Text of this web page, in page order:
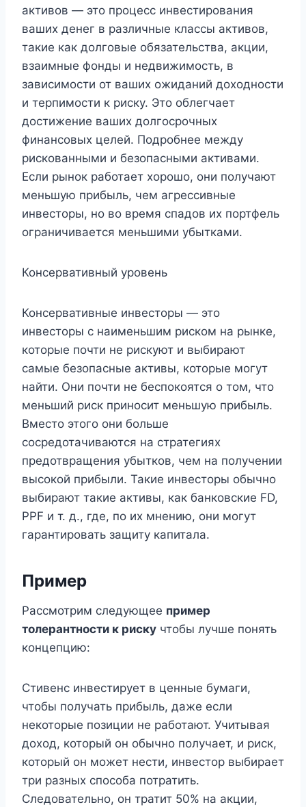
активов — это процесс инвестирования
ваших денег в различные классы активов,
такие как долговые обязательства, акции,
взаимные фонды и недвижимость, в
зависимости от ваших ожиданий доходности
и терпимости к риску. Это облегчает
достижение ваших долгосрочных
финансовых целей. Подробнее между
рискованными и безопасными активами.
Если рынок работает хорошо, они получают
меньшую прибыль, чем агрессивные
инвесторы, но во время спадов их портфель
ограничивается меньшими убытками.
Консервативный уровень
Консервативные инвесторы — это
инвесторы с наименьшим риском на рынке,
которые почти не рискуют и выбирают
самые безопасные активы, которые могут
найти. Они почти не беспокоятся о том, что
меньший риск приносит меньшую прибыль.
Вместо этого они больше
сосредотачиваются на стратегиях
предотвращения убытков, чем на получении
высокой прибыли. Такие инвесторы обычно
выбирают такие активы, как банковские FD,
PPF и т. д., где, по их мнению, они могут
гарантировать защиту капитала.
Пример
Рассмотрим следующее пример
толерантности к риску чтобы лучше понять
концепцию:
Стивенс инвестирует в ценные бумаги,
чтобы получать прибыль, даже если
некоторые позиции не работают. Учитывая
доход, который он обычно получает, и риск,
который он может нести, инвестор выбирает
три разных способа потратить.
Следовательно, он тратит 50% на акции,